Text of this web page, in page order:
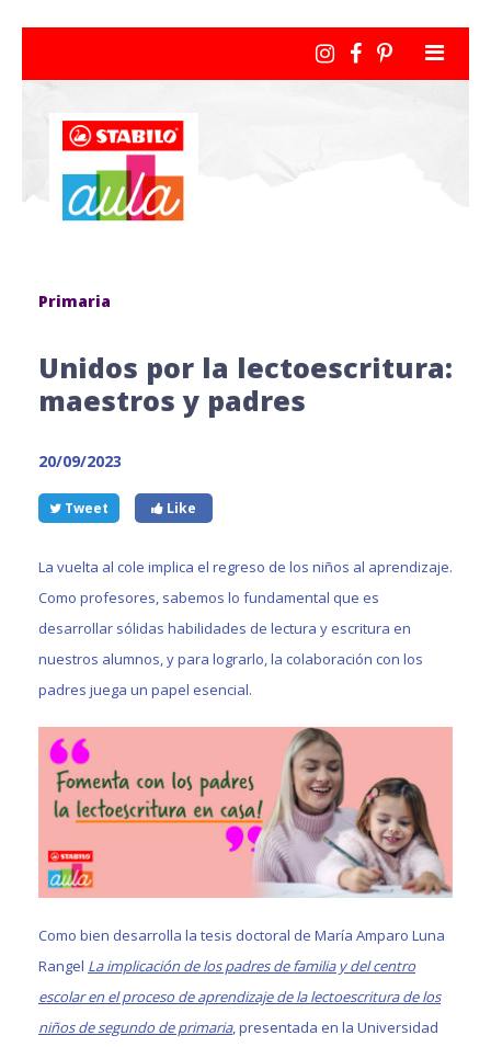
Primaria
Unidos por la lectoescritura:
maestros y padres
20/09/2023
Tweet Like
La vuelta al cole implica el regreso de los niños al aprendizaje.
Como profesores, sabemos lo fundamental que es
desarrollar sólidas habilidades de lectura y escritura en
nuestros alumnos, y para lograrlo, la colaboración con los
padres juega un papel esencial.
Como bien desarrolla la tesis doctoral de María Amparo Luna
Rangel La implicación de los padres de familia y del centro
escolar en el proceso de aprendizaje de la lectoescritura de los
niños de segundo de primaria, presentada en la Universidad